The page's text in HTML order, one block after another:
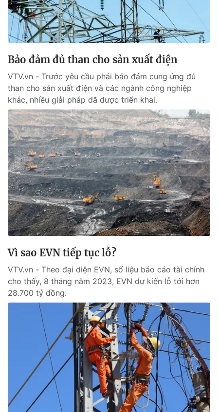
Bảo đảm đủ than cho sản xuất điện
VTV.vn - Trước yêu cầu phải bảo đảm cung ứng đủ
than cho sản xuất điện và các ngành công nghiệp
khác, nhiều giải pháp đã được triển khai.
Vì sao EVN tiếp tục lỗ?
VTV.vn - Theo đại diện EVN, số liệu báo cáo tài chính
cho thấy, 8 tháng năm 2023, EVN dự kiến lỗ tới hơn
28.700 tỷ đồng.